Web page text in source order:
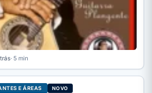
· 5 min
E ÁREAS NOVO